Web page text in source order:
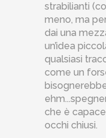
strabilianti
meno, ma
dai una
un’idea
qualsiasi
come un
che è
occhi chiusi.